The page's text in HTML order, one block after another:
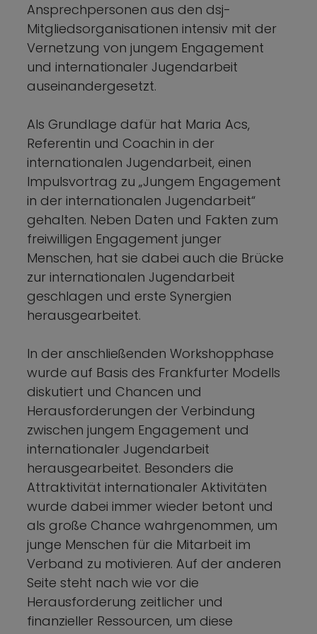
Ansprechpersonen aus den dsj-
Mitgliedsorganisationen intensiv mit der
Vernetzung von jungem Engagement
und internationaler Jugendarbeit
auseinandergesetzt.
Als Grundlage dafür hat Maria Acs,
Referentin und Coachin in der
internationalen Jugendarbeit, einen
Impulsvortrag zu „Jungem Engagement
in der internationalen Jugendarbeit“
gehalten. Neben Daten und Fakten zum
freiwilligen Engagement junger
Menschen, hat sie dabei auch die Brücke
zur internationalen Jugendarbeit
geschlagen und erste Synergien
herausgearbeitet.
In der anschließenden Workshopphase
wurde auf Basis des Frankfurter Modells
diskutiert und Chancen und
Herausforderungen der Verbindung
zwischen jungem Engagement und
internationaler Jugendarbeit
herausgearbeitet. Besonders die
Attraktivität internationaler Aktivitäten
wurde dabei immer wieder betont und
als große Chance wahrgenommen, um
junge Menschen für die Mitarbeit im
Verband zu motivieren. Auf der anderen
Seite steht nach wie vor die
Herausforderung zeitlicher und
finanzieller Ressourcen, um diese